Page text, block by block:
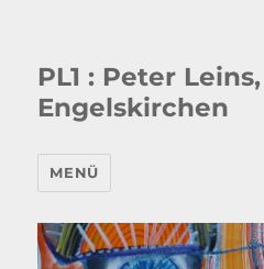
PL1 : Peter
Engelskirchen
MENÜ